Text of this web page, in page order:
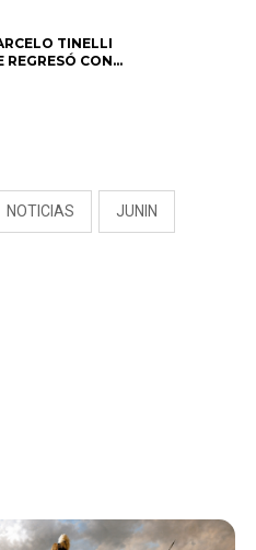
TINELLI
REGRESÓ CON
“EL AMOR
NOTICIAS JUNIN